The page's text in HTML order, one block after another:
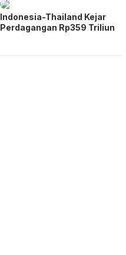
Indonesia-Thailand Kejar
Perdagangan Rp359 Triliun